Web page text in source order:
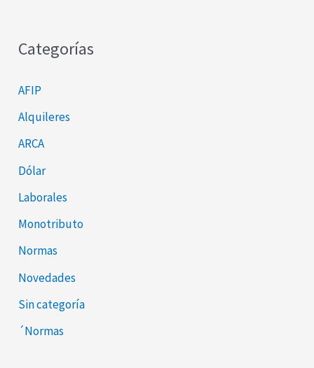
Categorías
AFIP
Alquileres
ARCA
Dólar
Laborales
Monotributo
Normas
Novedades
Sin categoría
´Normas